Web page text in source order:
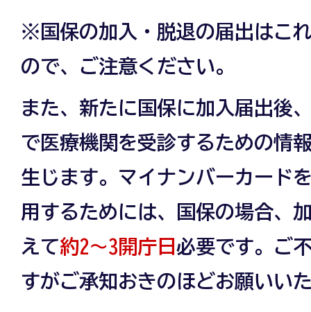
※国保の加入・脱退の届出はこ
ので、ご注意ください。
また、新たに国保に加入届出後
で医療機関を受診するための情
生じます。マイナンバーカード
用するためには、国保の場合、
えて約2～3開庁日 必要です。ご
すがご承知おきのほどお願いい